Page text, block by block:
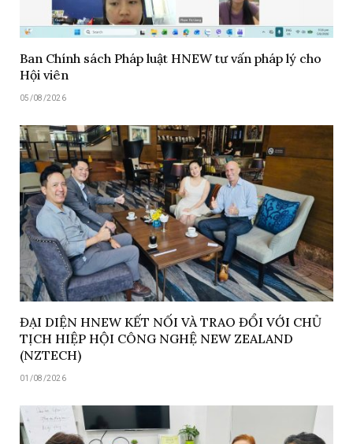
Ban Chính sách Pháp luật HNEW tư vấn pháp lý cho
Hội viên
05/08/2026
ĐẠI DIỆN HNEW KẾT NỐI VÀ TRAO ĐỔI VỚI CHỦ
TỊCH HIỆP HỘI CÔNG NGHỆ NEW ZEALAND
(NZTECH)
01/08/2026